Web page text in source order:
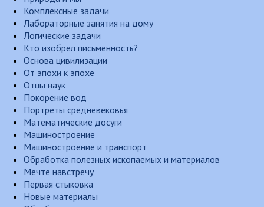
Комплексные задачи
Лабораторные занятия на дому
Логические задачи
Кто изобрел письменность?
Основа цивилизации
От эпохи к эпохе
Отцы наук
Покорение вод
Портреты средневековья
Математические досуги
Машиностроение
Машиностроение и транспорт
Обработка полезных ископаемых и материалов
Мечте навстречу
Первая стыковка
Новые материалы